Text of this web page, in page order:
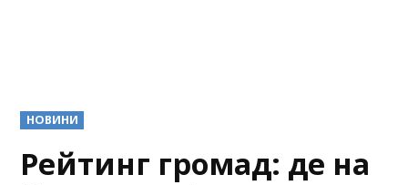
POSTED
IN
НОВИНИ
Рейтинг громад: де на